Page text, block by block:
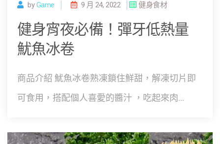
byGame 9 月 24, 2022 健身食材
健身宵夜必備！彈牙低熱量
魷魚冰卷
商品介紹 魷魚冰卷熟凍鎖住鮮甜，解凍切片即
可食用，搭配個人喜愛的醬汁 ，吃起來肉...